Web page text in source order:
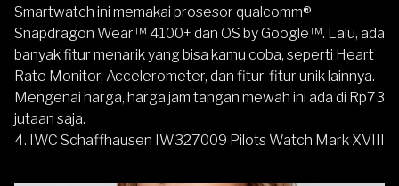
Smartwatch ini memakai prosesor qualcomm®
Snapdragon Wear™ 4100+ dan OS by Google™. Lalu, ada
banyak fitur menarik yang bisa kamu coba, seperti Heart
Rate Monitor, Accelerometer, dan fitur-fitur unik lainnya.
Mengenai harga, harga jam tangan mewah ini ada di Rp73
jutaan saja.
4. IWC Schaffhausen IW327009 Pilots Watch Mark XVIII